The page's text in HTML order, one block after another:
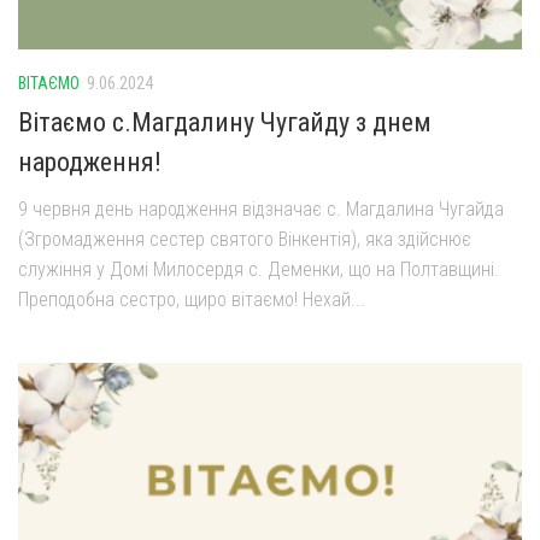
Парафія Благовіщення Пресвятої Богородиці (смт
Золочів)
Парафія Різдва Пресвятої Богородиці м. Берестин
(Красноград)
Парохії Полтавської області
Пресвятої Трійці (м. Полтава)
Свято-Юріївська парафія (м. Полтава)
Благовіщення Пресвятої Богородиці (с. Шевченки)
Введення у храм Пресвятої Богородиці (с. Дашківка)
ВІТАЄМО 9.06.2024
Вітаємо с.Магдалину Чугайду з днем
народження!
9 червня день народження відзначає с. Магдалина Чугайда
(Згромадження сестер святого Вінкентія), яка здійснює
служіння у Домі Милосердя с. Деменки, що на Полтавщині.
Преподобна сестро, щиро вітаємо! Нехай...